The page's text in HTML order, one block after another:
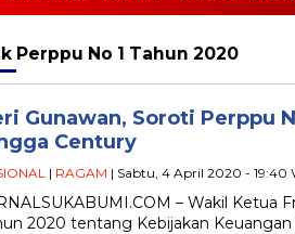
Perppu No 1 Tahun 2020
Gunawan, Soroti Perppu
Century
| RAGAM | Sabtu, 4 April 2020 - 19:40
– Wakil Ketua
2020 tentang Kebijakan